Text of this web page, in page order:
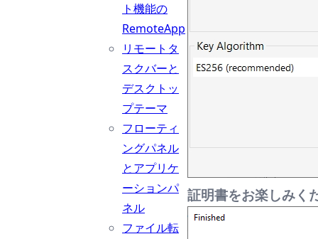
ト機能の
RemoteApp
リモートタ
スクバーと
デスクトッ
プテーマ
フローティ
ングパネル
とアプリケ
ーションパ
ネル
ファイル転
証明書をお楽しみく